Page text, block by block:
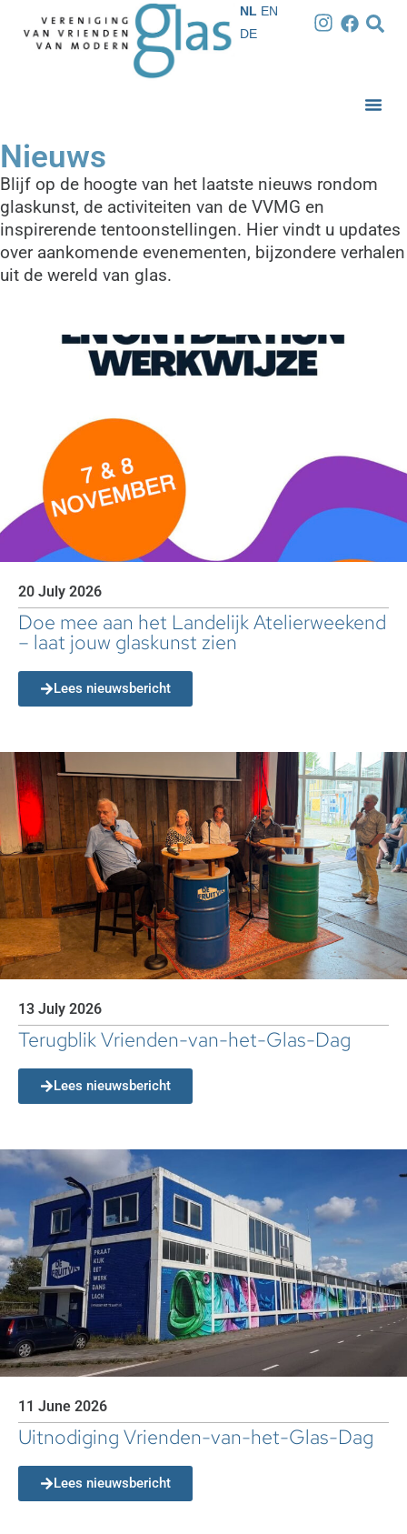
NL EN
DE
Nieuws
Blijf op de hoogte van het laatste nieuws rondom
glaskunst, de activiteiten van de VVMG en
inspirerende tentoonstellingen. Hier vindt u updates
over aankomende evenementen, bijzondere verhalen
uit de wereld van glas.
20 July 2026
Doe mee aan het Landelijk Atelierweekend
– laat jouw glaskunst zien
Lees nieuwsbericht
13 July 2026
Terugblik Vrienden-van-het-Glas-Dag
Lees nieuwsbericht
11 June 2026
Uitnodiging Vrienden-van-het-Glas-Dag
Lees nieuwsbericht